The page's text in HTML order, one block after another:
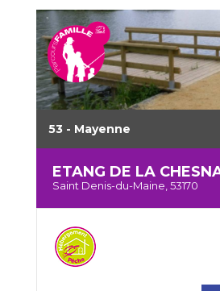
53 - Mayenne
ETANG DE LA
Saint Denis-du-Maine, 53170